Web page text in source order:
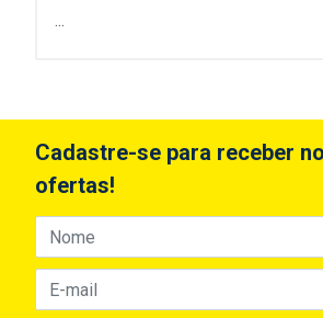
...
Cadastre-se para receber
ofertas!